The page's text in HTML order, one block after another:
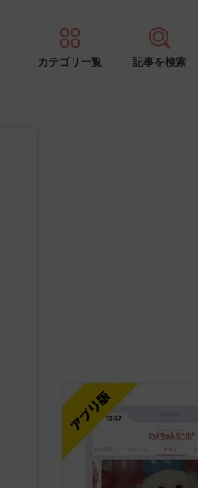
カテゴリ一覧 記事を検索